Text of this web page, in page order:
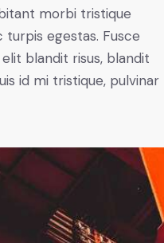
morbi tristique
egestas. Fusce
blandit risus, blandit
id mi tristique, pulvinar